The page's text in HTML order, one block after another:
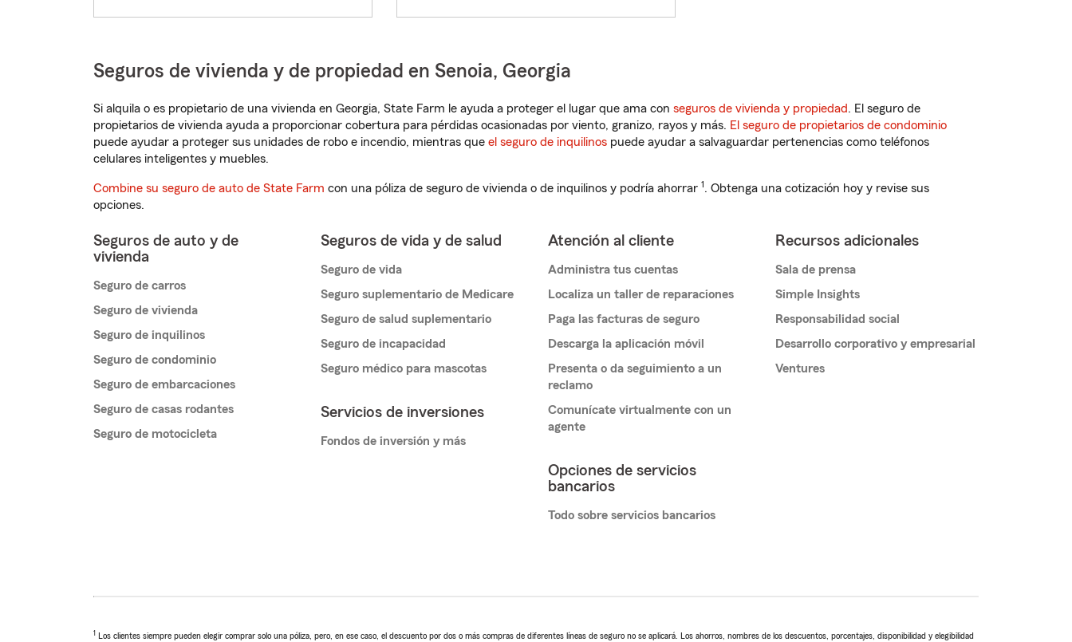
Seguros de vivienda y de propiedad en Senoia, Georgia
Si alquila o es propietario de una vivienda en Georgia, State Farm le ayuda a proteger el lugar que ama con seguros de vivienda y propiedad. El seguro de
propietarios de vivienda ayuda a proporcionar cobertura para pérdidas ocasionadas por viento, granizo, rayos y más. El seguro de propietarios de condominio
puede ayudar a proteger sus unidades de robo e incendio, mientras que el seguro de inquilinos puede ayudar a salvaguardar pertenencias como teléfonos
celulares inteligentes y muebles.
Combine su seguro de auto de State Farm con una póliza de seguro de vivienda o de inquilinos y podría ahorrar 1. Obtenga una cotización hoy y revise sus
opciones.
Seguros de auto y de
vivienda
Seguro de carros
Seguro de vivienda
Seguro de inquilinos
Seguro de condominio
Seguro de embarcaciones
Seguro de casas rodantes
Seguro de motocicleta
Seguros de vida y de salud
Seguro de vida
Seguro suplementario de Medicare
Seguro de salud suplementario
Seguro de incapacidad
Seguro médico para mascotas
Servicios de inversiones
Fondos de inversión y más
Atención al cliente
Administra tus cuentas
Localiza un taller de reparaciones
Paga las facturas de seguro
Descarga la aplicación móvil
Presenta o da seguimiento a un
reclamo
Comunícate virtualmente con un
agente
Opciones de servicios
bancarios
Todo sobre servicios bancarios
Recursos adicionales
Sala de prensa
Simple Insights
Responsabilidad social
Desarrollo corporativo y empresarial
Ventures
1 Los clientes siempre pueden elegir comprar solo una póliza, pero, en ese caso, el descuento por dos o más compras de diferentes líneas de seguro no se aplicará. Los ahorros, nombres de los descuentos, porcentajes, disponibilidad y elegibilidad